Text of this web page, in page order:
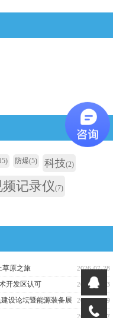
防爆(5) 科技(2)
记录仪(7)
2026-07-28
草原之旅
2026-07-13
开发区认可
2026-06-29
设论坛暨能源装备展
2026-06-17